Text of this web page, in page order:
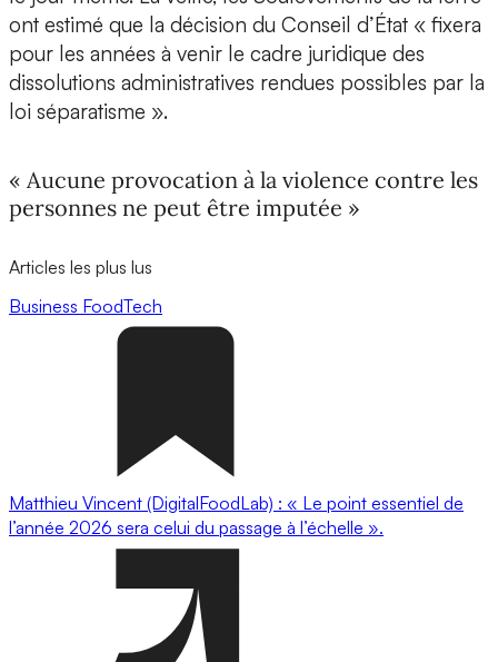
ont estimé que la décision du Conseil d’État « fixera
pour les années à venir le cadre juridique des
dissolutions administratives rendues possibles par la
loi séparatisme ».
« Aucune provocation à la violence contre les
personnes ne peut être imputée »
Articles les plus lus
Business FoodTech
Matthieu Vincent (DigitalFoodLab) : « Le point essentiel de
l’année 2026 sera celui du passage à l’échelle ».